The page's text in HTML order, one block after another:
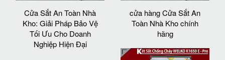
Cửa Sắt An Toàn Nhà
Kho: Giải Pháp Bảo Vệ
Tối Ưu Cho Doanh
Nghiệp Hiện Đại
cửa hàng Cửa Sắt An
Toàn Nhà Kho chính
hãng